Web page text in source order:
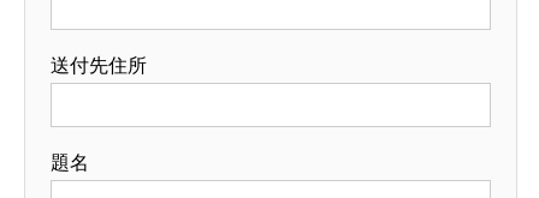
送付先住所
題名